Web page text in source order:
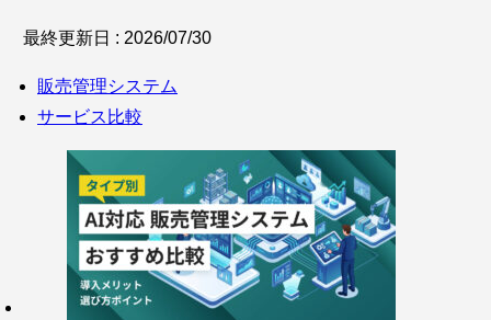
最終更新日 : 2026/07/30
販売管理システム
サービス比較